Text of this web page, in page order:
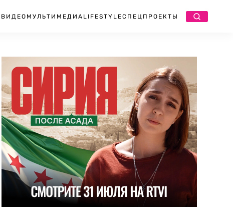
ВИДЕО МУЛЬТИМЕДИА LIFESTYLEСПЕЦПРОЕКТЫ